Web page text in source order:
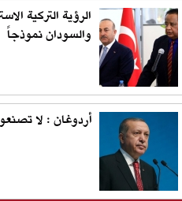
الرؤية التركية
والسودان نموذجاً
أردوغان : لا